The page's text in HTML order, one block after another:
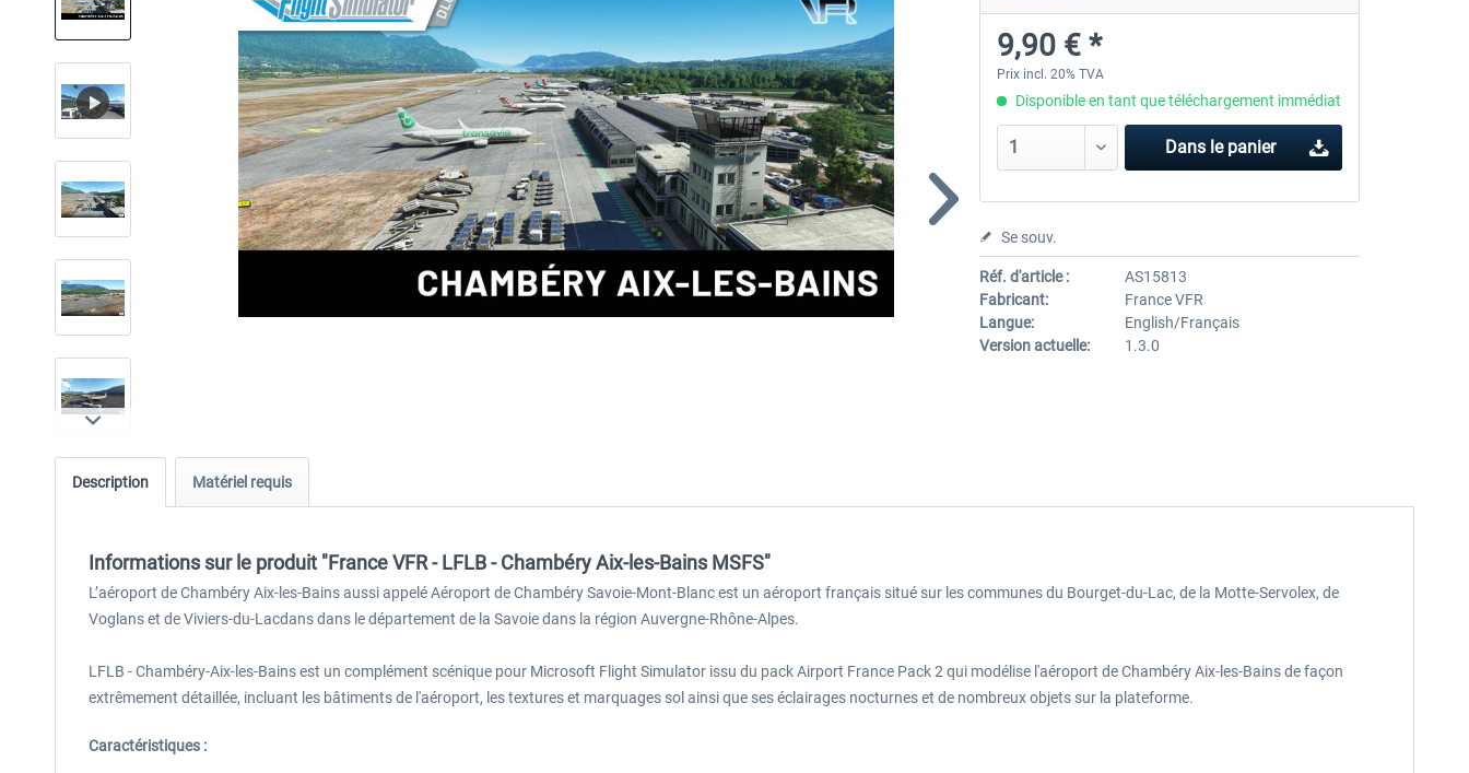
9,90 € *
Prix incl. 20% TVA
Disponible en tant que téléchargement immédiat
Dans le panier
Se souv.
Réf. d'article :
AS15813
Fabricant:
France VFR
Langue:
English/Français
Version actuelle:
1.3.0
Description Matériel requis
Informations sur le produit "France VFR - LFLB - Chambéry Aix-les-Bains MSFS"
L’aéroport de Chambéry Aix-les-Bains aussi appelé Aéroport de Chambéry Savoie-Mont-Blanc est un aéroport français situé sur les communes du Bourget-du-Lac, de la Motte-Servolex, de
Voglans et de Viviers-du-Lacdans dans le département de la Savoie dans la région Auvergne-Rhône-Alpes.
LFLB - Chambéry-Aix-les-Bains est un complément scénique pour Microsoft Flight Simulator issu du pack Airport France Pack 2 qui modélise l'aéroport de Chambéry Aix-les-Bains de façon
extrêmement détaillée, incluant les bâtiments de l'aéroport, les textures et marquages sol ainsi que ses éclairages nocturnes et de nombreux objets sur la plateforme.
Caractéristiques :